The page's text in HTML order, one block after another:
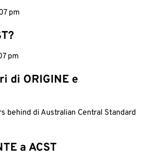
pm
pm
di ORIGINE e
behind di Australian Central Standard
a ACST